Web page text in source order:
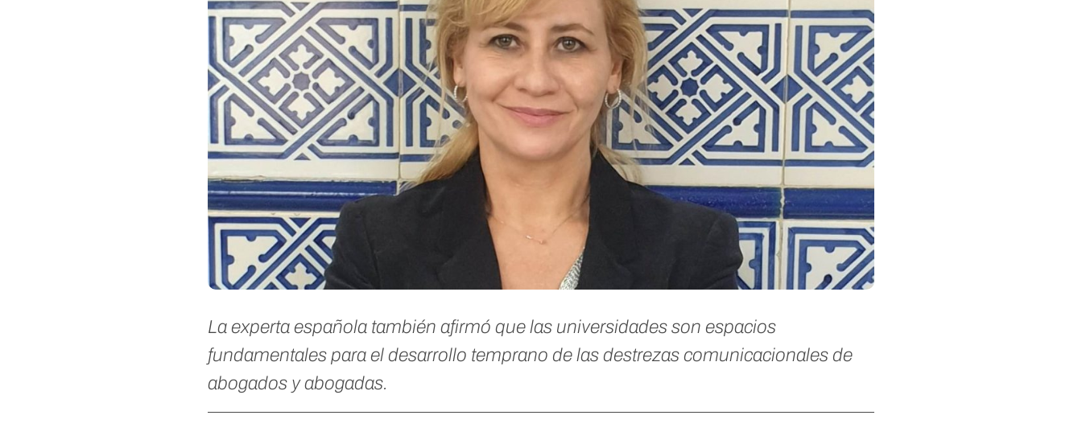
La experta española tambiénafirmó que las universidades son espacios
fundamentales para el desarrollo temprano de las destrezas comunicacionales de
abogados y abogadas.